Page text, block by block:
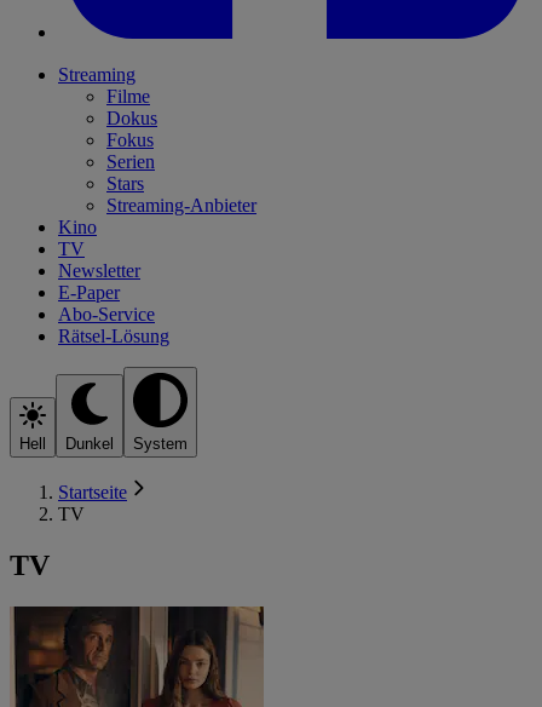
Streaming
Filme
Dokus
Fokus
Serien
Stars
Streaming-Anbieter
Kino
TV
Newsletter
E-Paper
Abo-Service
Rätsel-Lösung
Hell Dunkel System
Startseite
TV
TV